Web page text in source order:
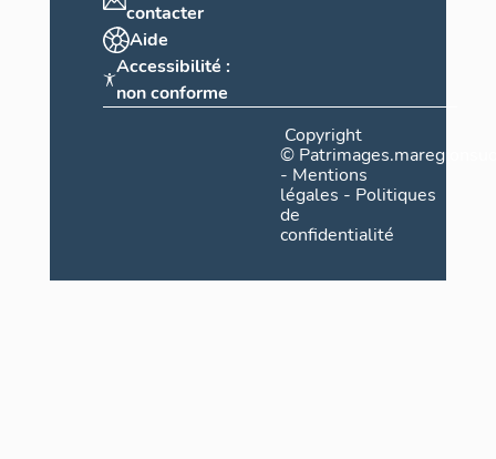
contacter
Aide
Accessibilité :
non conforme
Copyright
©
- Mentions
légales - Politiques
de
confidentialité